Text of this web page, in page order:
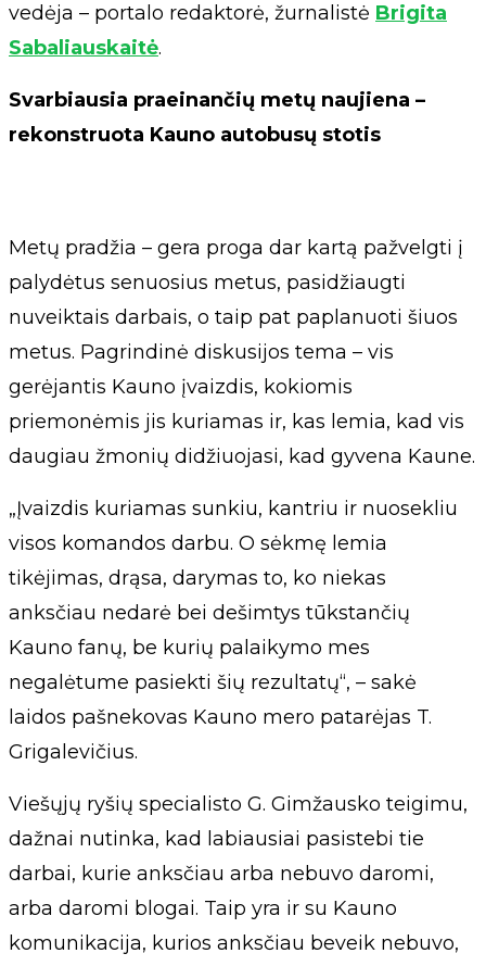
vedėja – portalo redaktorė, žurnalistė Brigita
Sabaliauskaitė.
Svarbiausia praeinančių metų naujiena –
rekonstruota Kauno autobusų stotis
Metų pradžia – gera proga dar kartą pažvelgti į
palydėtus senuosius metus, pasidžiaugti
nuveiktais darbais, o taip pat paplanuoti šiuos
metus. Pagrindinė diskusijos tema – vis
gerėjantis Kauno įvaizdis, kokiomis
priemonėmis jis kuriamas ir, kas lemia, kad vis
daugiau žmonių didžiuojasi, kad gyvena Kaune.
„Įvaizdis kuriamas sunkiu, kantriu ir nuosekliu
visos komandos darbu. O sėkmę lemia
tikėjimas, drąsa, darymas to, ko niekas
anksčiau nedarė bei dešimtys tūkstančių
Kauno fanų, be kurių palaikymo mes
negalėtume pasiekti šių rezultatų“, – sakė
laidos pašnekovas Kauno mero patarėjas T.
Grigalevičius.
Viešųjų ryšių specialisto G. Gimžausko teigimu,
dažnai nutinka, kad labiausiai pasistebi tie
darbai, kurie anksčiau arba nebuvo daromi,
arba daromi blogai. Taip yra ir su Kauno
komunikacija, kurios anksčiau beveik nebuvo,